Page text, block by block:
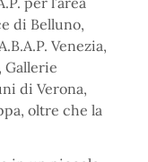
di Belluno,
Venezia,
Gallerie
di Verona,
oltre che la